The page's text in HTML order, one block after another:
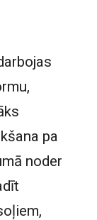
pa
noder